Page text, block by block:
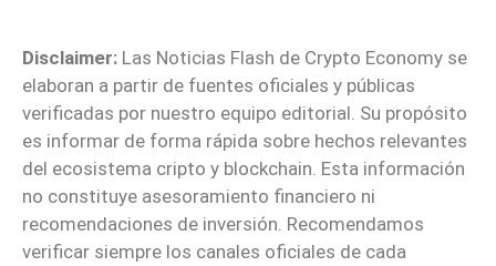
Disclaimer: Las Noticias Flash de Crypto Economy se
elaboran a partir de fuentes oficiales y públicas
verificadas por nuestro equipo editorial. Su propósito
es informar de forma rápida sobre hechos relevantes
del ecosistema cripto y blockchain. Esta información
no constituye asesoramiento financiero ni
recomendaciones de inversión. Recomendamos
verificar siempre los canales oficiales de cada